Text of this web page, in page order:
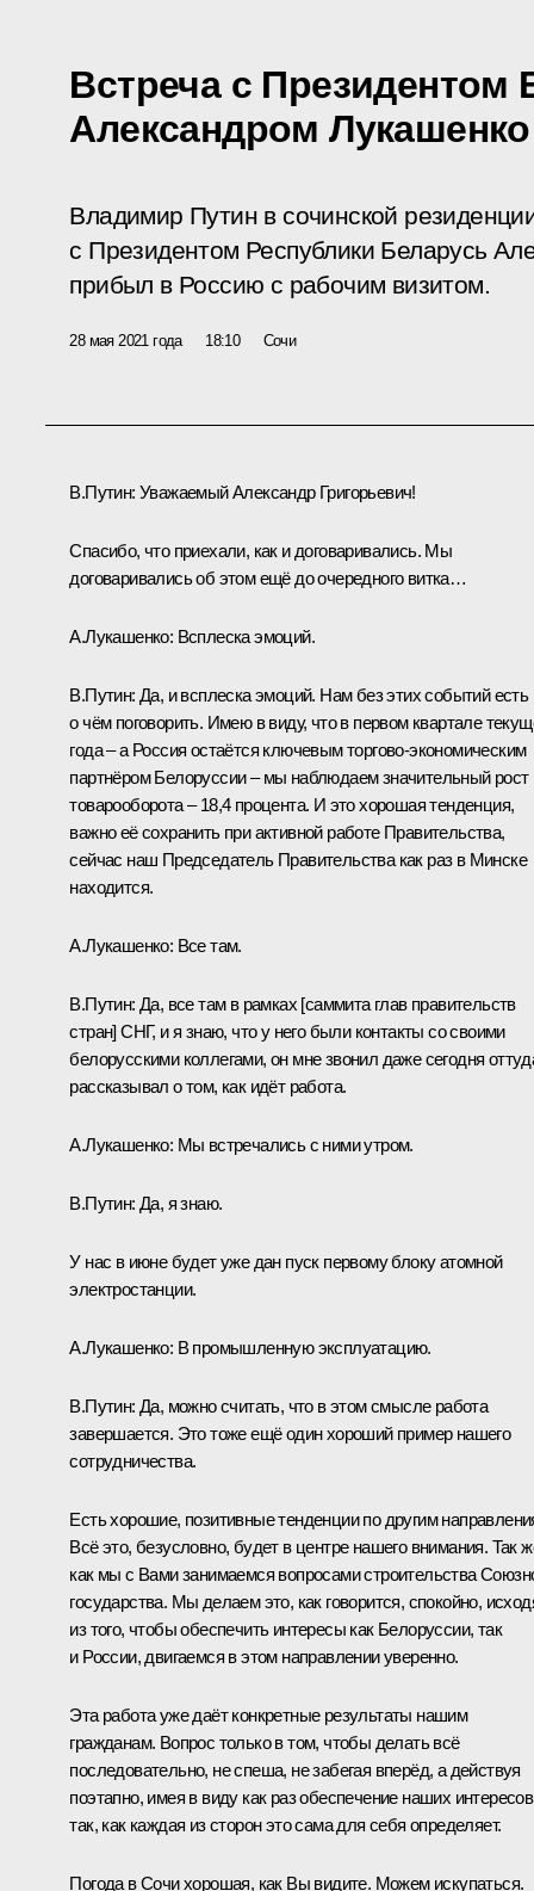
Встреча с Президентом
Александром Лукашенко
Владимир Путин в сочинской
с Президентом Республики Беларусь
прибыл в Россию с рабочим визитом.
28 мая 2021 года 18:10 Сочи
В.Путин: Уважаемый Александр Григорьевич!
Спасибо, что приехали, как и договаривались. Мы
договаривались об этом ещё до очередного витка…
А.Лукашенко: Всплеска эмоций.
В.Путин: Да, и всплеска эмоций. Нам без этих событий есть
о чём поговорить. Имею в виду, что в первом квартале
года – а Россия остаётся ключевым торгово-экономическим
партнёром Белоруссии – мы наблюдаем значительный рост
товарооборота – 18,4 процента. И это хорошая тенденция,
важно её сохранить при активной работе Правительства,
сейчас наш Председатель Правительства как раз в Минске
находится.
А.Лукашенко: Все там.
В.Путин: Да, все там в рамках [саммита глав правительств
стран] СНГ, и я знаю, что у него были контакты со своими
белорусскими коллегами, он мне звонил даже сегодня
рассказывал о том, как идёт работа.
А.Лукашенко: Мы встречались с ними утром.
В.Путин: Да, я знаю.
У нас в июне будет уже дан пуск первому блоку атомной
электростанции.
А.Лукашенко: В промышленную эксплуатацию.
В.Путин: Да, можно считать, что в этом смысле работа
завершается. Это тоже ещё один хороший пример нашего
сотрудничества.
Есть хорошие, позитивные тенденции по другим
Всё это, безусловно, будет в центре нашего внимания. Так
как мы с Вами занимаемся вопросами строительства
государства. Мы делаем это, как говорится, спокойно,
из того, чтобы обеспечить интересы как Белоруссии, так
и России, двигаемся в этом направлении уверенно.
Эта работа уже даёт конкретные результаты нашим
гражданам. Вопрос только в том, чтобы делать всё
последовательно, не спеша, не забегая вперёд, а действуя
поэтапно, имея в виду как раз обеспечение наших интересов
так, как каждая из сторон это сама для себя определяет.
Погода в Сочи хорошая, как Вы видите. Можем искупаться.